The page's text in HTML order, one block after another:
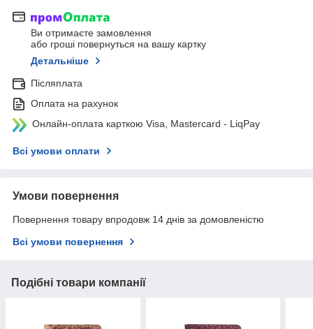
Ви отримаєте замовлення
або гроші повернуться на вашу картку
Детальніше
Післяплата
Оплата на рахунок
Онлайн-оплата карткою Visa, Mastercard - LiqPay
Всі умови оплати
Умови повернення
Повернення товару впродовж 14 днів за домовленістю
Всі умови повернення
Подібні товари компанії